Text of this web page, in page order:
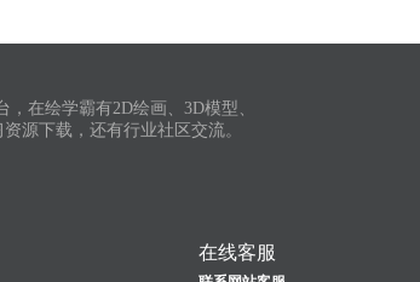
在绘学霸有2D绘画、3D模型、
源下载，还有行业社区交流。
在线客服